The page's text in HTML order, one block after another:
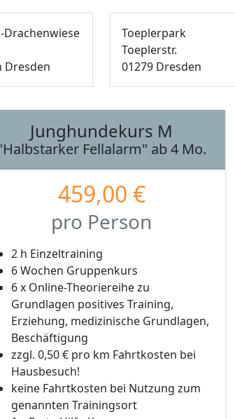
Dresden
Toeplerpark
Toeplerstr.
01279 Dresden
Junghundekurs M
Fellalarm" ab 4 Mo.
459,00 €
pro Person
2 h Einzeltraining
6 Wochen Gruppenkurs
6 x Online-Theoriereihe zu
Grundlagen positives Training,
Erziehung, medizinische Grundlagen,
Beschäftigung
zzgl. 0,50 € pro km Fahrtkosten bei
Hausbesuch!
keine Fahrtkosten bei Nutzung zum
genannten Trainingsort